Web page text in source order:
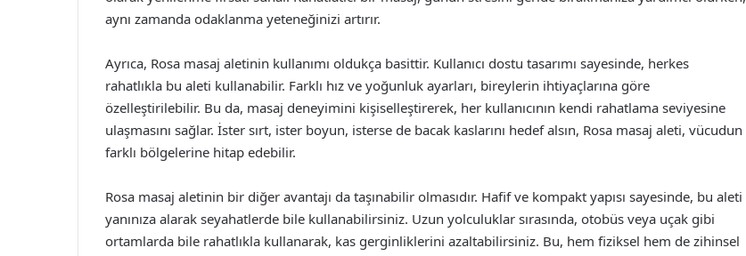
aynı zamanda odaklanma yeteneğinizi artırır.
Ayrıca, Rosa masaj aletinin kullanımı oldukça basittir. Kullanıcı dostu tasarımı sayesinde, herkes
rahatlıkla bu aleti kullanabilir. Farklı hız ve yoğunluk ayarları, bireylerin ihtiyaçlarına göre
özelleştirilebilir. Bu da, masaj deneyimini kişiselleştirerek, her kullanıcının kendi rahatlama seviyesine
ulaşmasını sağlar. İster sırt, ister boyun, isterse de bacak kaslarını hedef alsın, Rosa masaj aleti, vücudun
farklı bölgelerine hitap edebilir.
Rosa masaj aletinin bir diğer avantajı da taşınabilir olmasıdır. Hafif ve kompakt yapısı sayesinde, bu aleti
yanınıza alarak seyahatlerde bile kullanabilirsiniz. Uzun yolculuklar sırasında, otobüs veya uçak gibi
ortamlarda bile rahatlıkla kullanarak, kas gerginliklerini azaltabilirsiniz. Bu, hem fiziksel hem de zihinsel